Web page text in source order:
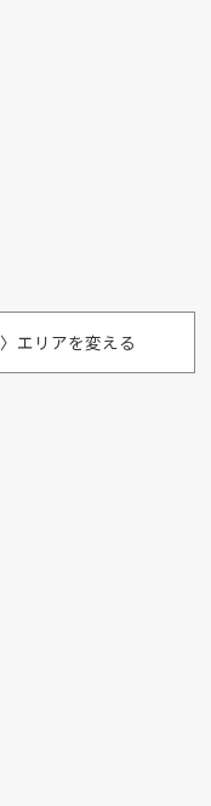
〉エリアを変える